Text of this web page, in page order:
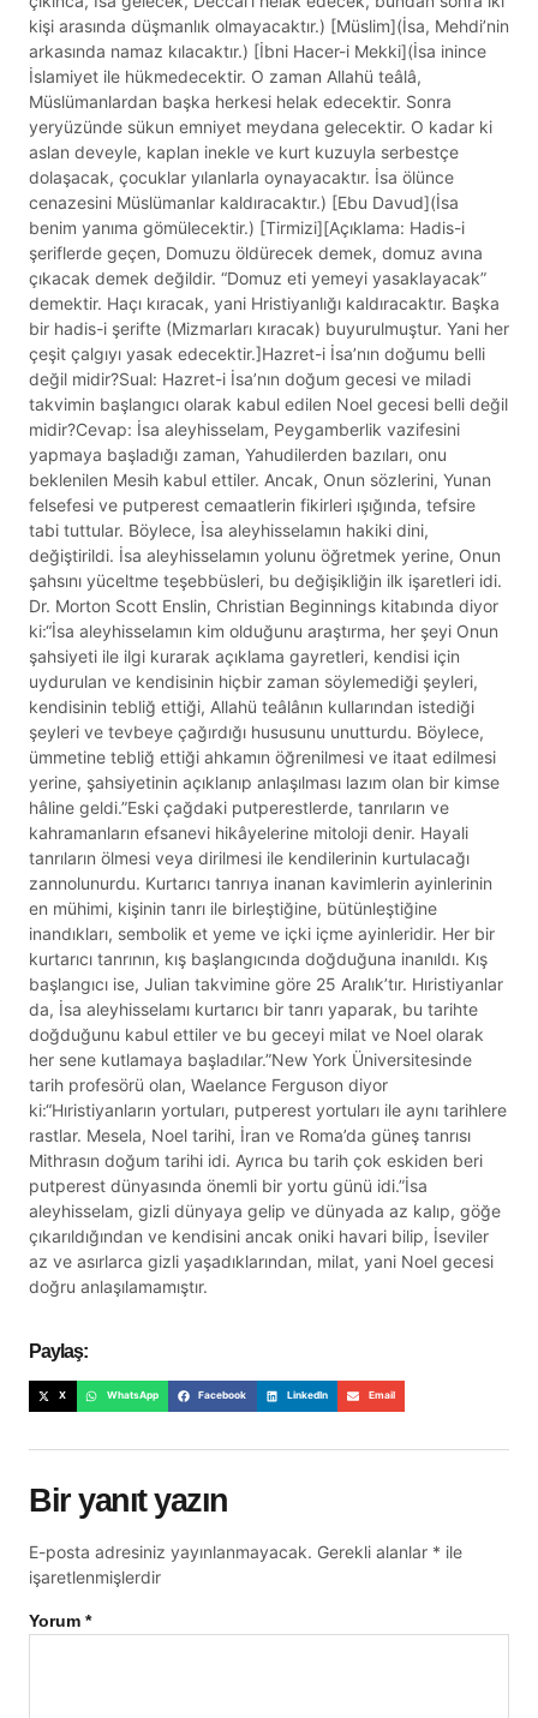
kişi arasında düşmanlık olmayacaktır.) [Müslim](İsa, Mehdi’nin
arkasında namaz kılacaktır.) [İbni Hacer-i Mekki](İsa inince
İslamiyet ile hükmedecektir. O zaman Allahü teâlâ,
Müslümanlardan başka herkesi helak edecektir. Sonra
yeryüzünde sükun emniyet meydana gelecektir. O kadar ki
aslan deveyle, kaplan inekle ve kurt kuzuyla serbestçe
dolaşacak, çocuklar yılanlarla oynayacaktır. İsa ölünce
cenazesini Müslümanlar kaldıracaktır.) [Ebu Davud](İsa
benim yanıma gömülecektir.) [Tirmizi][Açıklama: Hadis-i
şeriflerde geçen, Domuzu öldürecek demek, domuz avına
çıkacak demek değildir. “Domuz eti yemeyi yasaklayacak”
demektir. Haçı kıracak, yani Hristiyanlığı kaldıracaktır. Başka
bir hadis-i şerifte (Mizmarları kıracak) buyurulmuştur. Yani her
çeşit çalgıyı yasak edecektir.]Hazret-i İsa’nın doğumu belli
değil midir?Sual: Hazret-i İsa’nın doğum gecesi ve miladi
takvimin başlangıcı olarak kabul edilen Noel gecesi belli değil
midir?Cevap: İsa aleyhisselam, Peygamberlik vazifesini
yapmaya başladığı zaman, Yahudilerden bazıları, onu
beklenilen Mesih kabul ettiler. Ancak, Onun sözlerini, Yunan
felsefesi ve putperest cemaatlerin fikirleri ışığında, tefsire
tabi tuttular. Böylece, İsa aleyhisselamın hakiki dini,
değiştirildi. İsa aleyhisselamın yolunu öğretmek yerine, Onun
şahsını yüceltme teşebbüsleri, bu değişikliğin ilk işaretleri idi.
Dr. Morton Scott Enslin, Christian Beginnings kitabında diyor
ki:“İsa aleyhisselamın kim olduğunu araştırma, her şeyi Onun
şahsiyeti ile ilgi kurarak açıklama gayretleri, kendisi için
uydurulan ve kendisinin hiçbir zaman söylemediği şeyleri,
kendisinin tebliğ ettiği, Allahü teâlânın kullarından istediği
şeyleri ve tevbeye çağırdığı hususunu unutturdu. Böylece,
ümmetine tebliğ ettiği ahkamın öğrenilmesi ve itaat edilmesi
yerine, şahsiyetinin açıklanıp anlaşılması lazım olan bir kimse
hâline geldi.”Eski çağdaki putperestlerde, tanrıların ve
kahramanların efsanevi hikâyelerine mitoloji denir. Hayali
tanrıların ölmesi veya dirilmesi ile kendilerinin kurtulacağı
zannolunurdu. Kurtarıcı tanrıya inanan kavimlerin ayinlerinin
en mühimi, kişinin tanrı ile birleştiğine, bütünleştiğine
inandıkları, sembolik et yeme ve içki içme ayinleridir. Her bir
kurtarıcı tanrının, kış başlangıcında doğduğuna inanıldı. Kış
başlangıcı ise, Julian takvimine göre 25 Aralık’tır. Hıristiyanlar
da, İsa aleyhisselamı kurtarıcı bir tanrı yaparak, bu tarihte
doğduğunu kabul ettiler ve bu geceyi milat ve Noel olarak
her sene kutlamaya başladılar.”New York Üniversitesinde
tarih profesörü olan, Waelance Ferguson diyor
ki:“Hıristiyanların yortuları, putperest yortuları ile aynı tarihlere
rastlar. Mesela, Noel tarihi, İran ve Roma’da güneş tanrısı
Mithrasın doğum tarihi idi. Ayrıca bu tarih çok eskiden beri
putperest dünyasında önemli bir yortu günü idi.”İsa
aleyhisselam, gizli dünyaya gelip ve dünyada az kalıp, göğe
çıkarıldığından ve kendisini ancak oniki havari bilip, İseviler
az ve asırlarca gizli yaşadıklarından, milat, yani Noel gecesi
doğru anlaşılamamıştır.
Paylaş:
X WhatsApp Facebook LinkedIn Email
Bir yanıt yazın
E-posta adresiniz yayınlanmayacak. Gerekli alanlar * ile
işaretlenmişlerdir
Yorum *